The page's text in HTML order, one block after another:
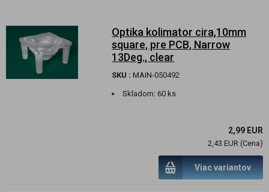
Optika kolimator cira,10mm
square, pre PCB, Narrow
13Deg., clear
SKU : MAIN-050492
Skladom:60 ks
2,99 EUR
2,43 EUR (Cena)
Viac variantov